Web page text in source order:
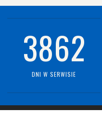
3862
DNI W SERWISIE